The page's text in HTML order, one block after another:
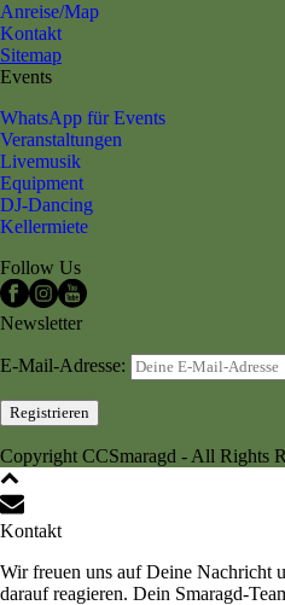
Anreise/Map
Kontakt
Sitemap
Events
WhatsApp für Events
Veranstaltungen
Livemusik
Equipment
DJ-Dancing
Kellermiete
Follow Us
Newsletter
E-Mail-Adresse:
Copyright CCSmaragd - All Rights
Kontakt
Wir freuen uns auf Deine Nachricht
darauf reagieren. Dein Smaragd-